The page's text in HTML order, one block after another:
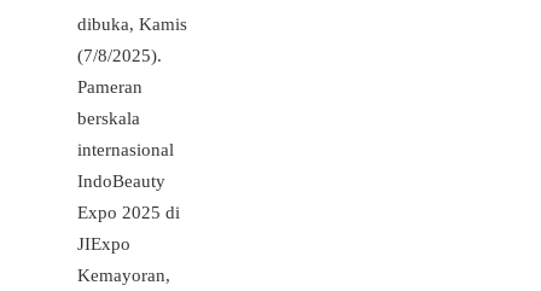
Pameran
berskala
internasional
IndoBeauty
Expo 2025 di
JIExpo
Kemayoran,